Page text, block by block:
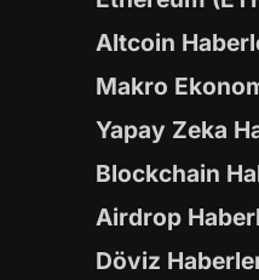
Altcoin
Makro
Yapay Zeka
Blockchain
Airdrop
Döviz